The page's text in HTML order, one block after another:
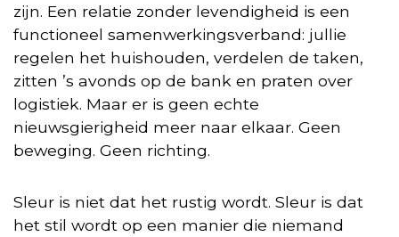
zijn. Een relatie zonder levendigheid is een
functioneel samenwerkingsverband: jullie
regelen het huishouden, verdelen de taken,
zitten ’s avonds op de bank en praten over
logistiek. Maar er is geen echte
nieuwsgierigheid meer naar elkaar. Geen
beweging. Geen richting.
Sleur is niet dat het rustig wordt. Sleur is dat
het stil wordt op een manier die niemand